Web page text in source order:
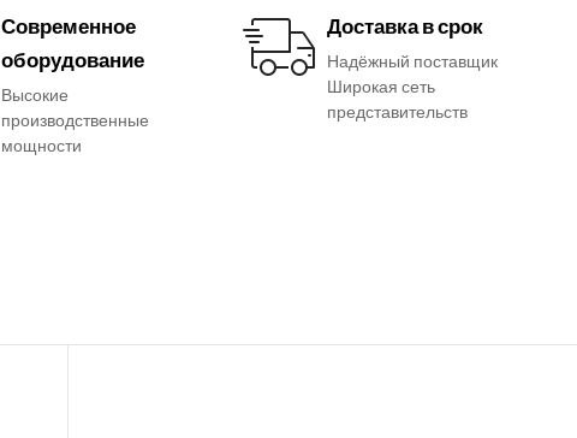
Современное
оборудование
Высокие
производственные
мощности
Доставка в срок
Надёжный поставщик
Широкая сеть
представительств